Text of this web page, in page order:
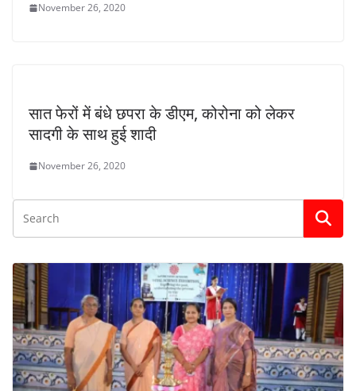
November 26, 2020
सात फेरों में बंधे छपरा के डीएम, कोरोना को लेकर
सादगी के साथ हुई शादी
November 26, 2020